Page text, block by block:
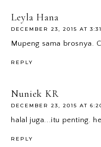
Leyla Hana
DECEMBER 23, 2015 AT
Mupeng sama brosnya.
REPLY
Nuniek KR
DECEMBER 23, 2015 AT
halal juga...itu penting.
REPLY